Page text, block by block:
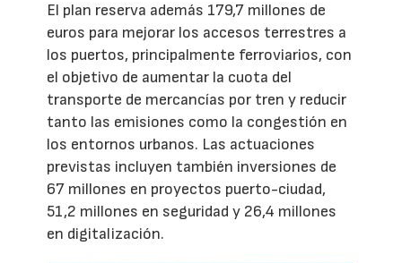
El plan reserva además 179,7 millones de
euros para mejorar los accesos terrestres a
los puertos, principalmente ferroviarios, con
el objetivo de aumentar la cuota del
transporte de mercancías por tren y reducir
tanto las emisiones como la congestión en
los entornos urbanos. Las actuaciones
previstas incluyen también inversiones de
67 millones en proyectos puerto-ciudad,
51,2 millones en seguridad y 26,4 millones
en digitalización.